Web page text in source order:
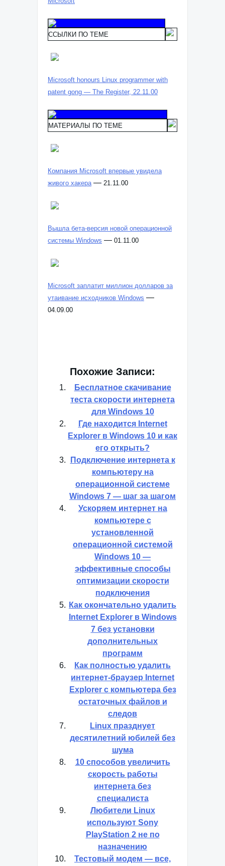
ССЫЛКИ ПО ТЕМЕ
Microsoft honours Linux programmer with
patent gong — The Register, 22.11.00
МАТЕРИАЛЫ ПО ТЕМЕ
Компания Microsoft впервые увидела
живого хакера — 21.11.00
Вышла бета-версия новой операционной
системы Windows — 01.11.00
Microsoft заплатит миллион долларов за
утаивание исходников Windows —
04.09.00
Похожие Записи:
Бесплатное скачивание
теста скорости интернета
для Windows 10
Где находится Internet
Explorer в Windows 10 и как
его открыть?
Подключение интернета к
компьютеру на
операционной системе
Windows 7 — шаг за шагом
Ускоряем интернет на
компьютере с
установленной
операционной системой
Windows 10 —
эффективные способы
оптимизации скорости
подключения
Как окончательно удалить
Internet Explorer в Windows
7 без установки
дополнительных
программ
Как полностью удалить
интернет-браузер Internet
Explorer с компьютера без
остаточных файлов и
следов
Linux празднует
десятилетний юбилей без
шума
10 способов увеличить
скорость работы
интернета без
специалиста
Любители Linux
используют Sony
PlayStation 2 не по
назначению
Тестовый модем — все,